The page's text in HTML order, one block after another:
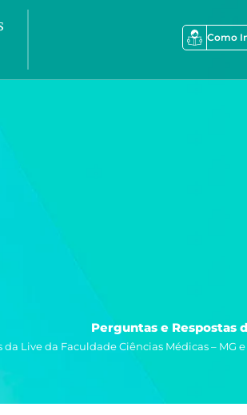
Como
Perguntas e Respostas
da Live da Faculdade Ciências Médicas – MG e